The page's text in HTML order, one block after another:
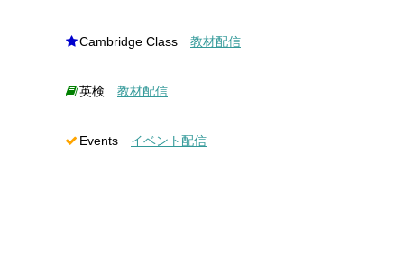
Cambridge Class 教材配信
英検 教材配信
Events イベント配信